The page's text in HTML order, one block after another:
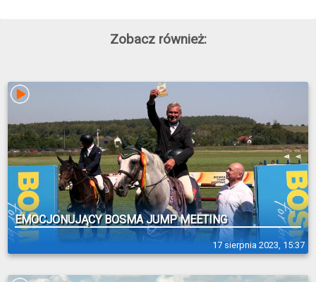
Zobacz również:
17 sierpnia 2023, 15:37
EMOCJONUJĄCY BOSMA JUMP MEETING